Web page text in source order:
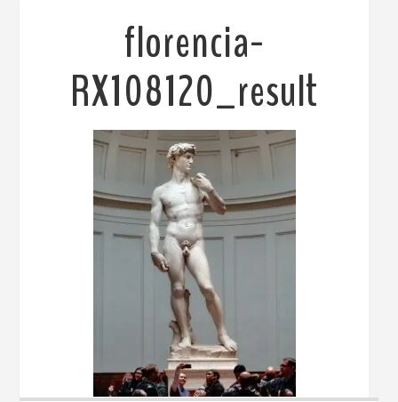
florencia-
RX108120_result